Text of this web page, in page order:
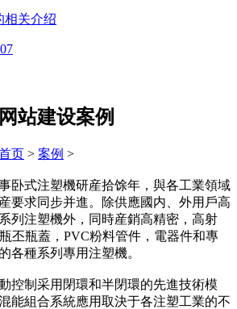
相关介绍
站建设案例
页 > 案例 >
卧式注塑機研産拾馀年，與各工業領域
要求同步并進。除供應國内、外用戶高
列注塑機外，同時産銷高精密，高射
丕瓶蓋，PVC粉料管件，電器件和專
各種系列專用注塑機。
控制采用閉環和半閉環的先進技術模
能組合系統應用取決于各注塑工業的不